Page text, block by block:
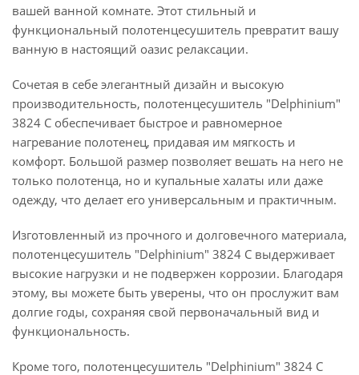
вашей ванной комнате. Этот стильный и
функциональный полотенцесушитель превратит вашу
ванную в настоящий оазис релаксации.
Сочетая в себе элегантный дизайн и высокую
производительность, полотенцесушитель "Delphinium"
3824 С обеспечивает быстрое и равномерное
нагревание полотенец, придавая им мягкость и
комфорт. Большой размер позволяет вешать на него не
только полотенца, но и купальные халаты или даже
одежду, что делает его универсальным и практичным.
Изготовленный из прочного и долговечного материала,
полотенцесушитель "Delphinium" 3824 С выдерживает
высокие нагрузки и не подвержен коррозии. Благодаря
этому, вы можете быть уверены, что он прослужит вам
долгие годы, сохраняя свой первоначальный вид и
функциональность.
Кроме того, полотенцесушитель "Delphinium" 3824 С